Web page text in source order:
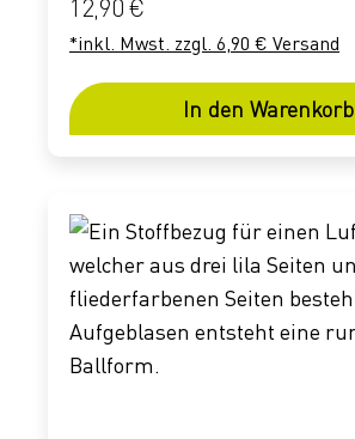
Regulärer Preis:
12,90 €
*inkl. Mwst. zzgl. 6,90 € Versand
In den Warenkorb